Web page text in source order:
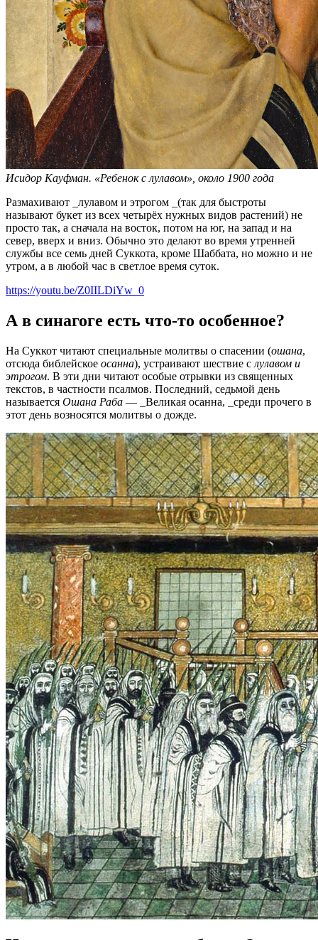
Исидор Кауфман. «Ребенок с лулавом», около 1900 года
Размахивают _лулавом и этрогом _(так для быстроты
называют букет из всех четырёх нужных видов растений) не
просто так, а сначала на восток, потом на юг, на запад и на
север, вверх и вниз. Обычно это делают во время утренней
службы все семь дней Суккота, кроме Шаббата, но можно и не
утром, а в любой час в светлое время суток.
https://youtu.be/Z0IILDiYw_0
А в синагоге есть что-то особенное?
На Суккот читают специальные молитвы о спасении (ошана,
отсюда библейское осанна), устраивают шествие с лулавом и
этрогом. В эти дни читают особые отрывки из священных
текстов, в частности псалмов. Последний, седьмой день
называется Ошана Раба — _Великая осанна, _среди прочего в
этот день возносятся молитвы о дожде.